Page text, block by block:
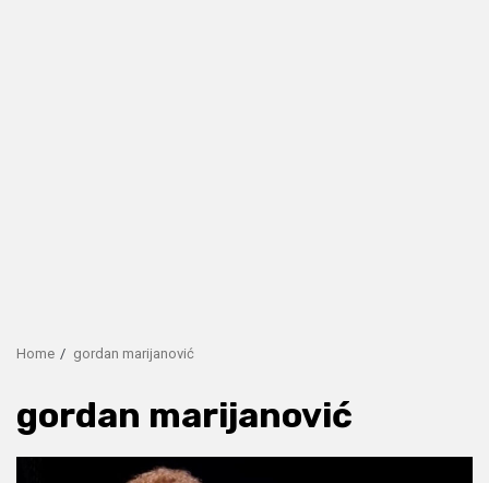
Home gordan marijanović
gordan marijanović